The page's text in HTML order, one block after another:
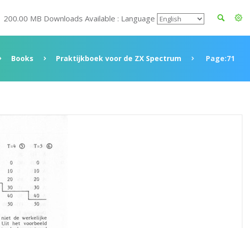
200.00 MB Downloads Available : Language
Books Praktijkboek voor de ZX Spectrum Page:71